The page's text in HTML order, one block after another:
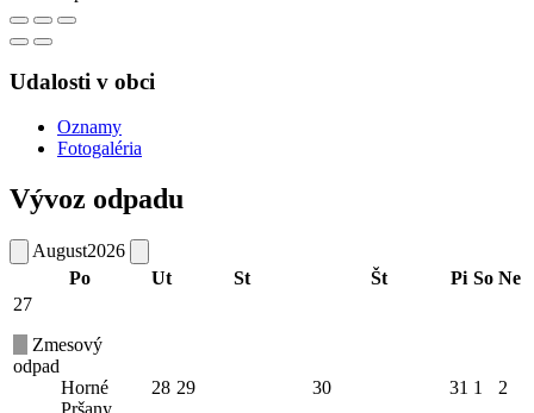
Udalosti v obci
Oznamy
Fotogaléria
Vývoz odpadu
August2026
Po
Ut St Št Pi So Ne
27
Zmesový
odpad
Horné
28 29 30 31 1 2